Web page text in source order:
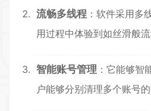
流畅多线程 ：软件采用多
用过程中体验到如丝滑般流
智能账号管理 ：它能够智
户能够分别清理多个账号